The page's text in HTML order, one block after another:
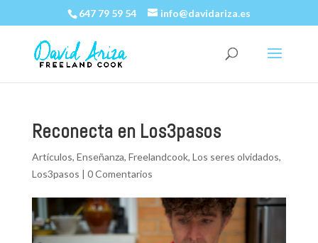
647 79 59 54 info@davidariza.es
Reconecta en Los3pasos
Artículos, Enseñanza, Freelandcook, Los seres olvidados,
Los3pasos | 0 Comentarios